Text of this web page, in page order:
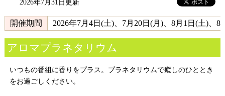
2026年7月31日更新
開催期間 2026年7月4日(土)、7月20日(月)、8月1日(土)、
アロマプラネタリウム
いつもの番組に香りをプラス。プラネタリウムで癒しのひととき
をお過ごしください。